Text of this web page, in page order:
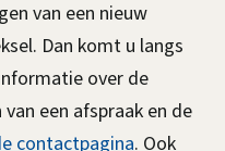
van een nieuw
Dan komt u langs
over de
een afspraak en de
contactpagina. Ook